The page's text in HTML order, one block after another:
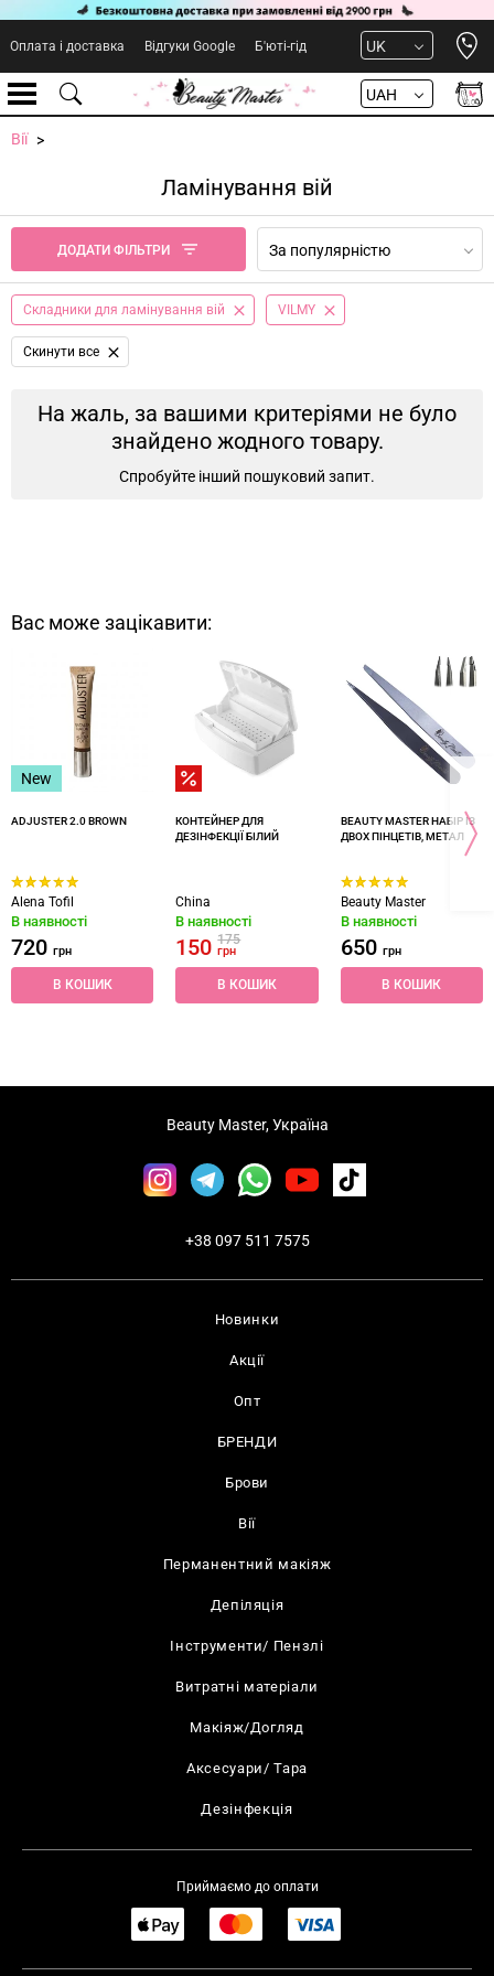
Оплата і доставка Відгуки Google Б'юті-гід UK
UAH
Вії
Ламінування вій
ДОДАТИ ФІЛЬТРИ За популярністю
Складники для ламінування вій VILMY
Cкинути все
На жаль, за вашими критеріями не було
знайдено жодного товару.
Спробуйте інший пошуковий запит.
Вас може зацікавити:
New
ADJUSTER 2.0 BROWN
Alena Tofil
В наявності
720 грн
В КОШИК
КОНТЕЙНЕР ДЛЯ
ДЕЗІНФЕКЦІЇ БІЛИЙ
China
В наявності
150175
грн
В КОШИК
BEAUTY MASTER НАБІР ІЗ
ДВОХ ПІНЦЕТІВ, МЕТАЛ
Beauty Master
В наявності
650 грн
В КОШИК
Новинки
Акції
Опт
БРЕНДИ
Брови
Вії
Перманентний макіяж
Депіляція
Інструменти/ Пензлі
Витратні матеріали
Макіяж/Догляд
Аксесуари/ Тара
Дезінфекція
Beauty Master, Україна
+38 097 511 7575
Приймаємо до оплати